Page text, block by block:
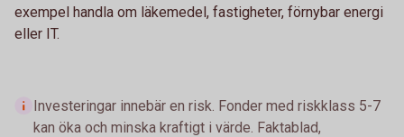
exempel handla om läkemedel, fastigheter, förnybar energi
eller IT.
Investeringar innebär en risk. Fonder med riskklass 5-7
kan öka och minska kraftigt i värde. Faktablad,